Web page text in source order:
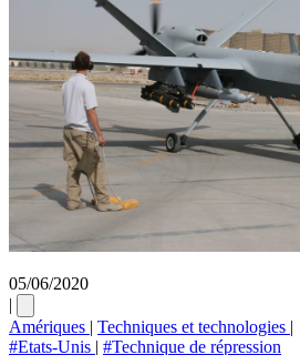
05/06/2020
|
Amériques | Techniques et technologies |
#Etats-Unis | #Technique de répression